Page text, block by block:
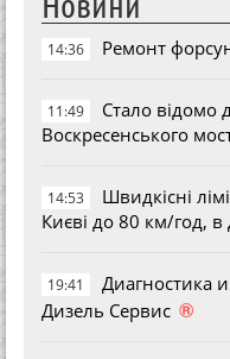
14:36 Ремонт
11:49
Стало відомо
Воскресенського
14:53
Швидкісні
Києві до 80 км/год, в
19:41
Диагностика
Дизель Сервис ®